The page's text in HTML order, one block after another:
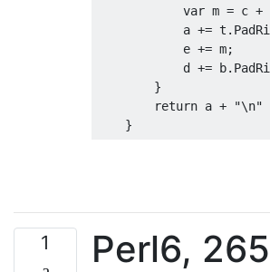
var m = c +
a +=
            e += m;
d +=
        }
return a
1 Perl6,